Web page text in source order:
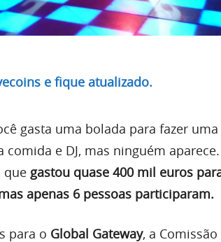
e fique atualizado.
gasta uma bolada para fazer
e DJ, mas ninguém aparece.
que gastou quase 400 mil euros
apenas 6 pessoas participaram.
para o Global Gateway, a